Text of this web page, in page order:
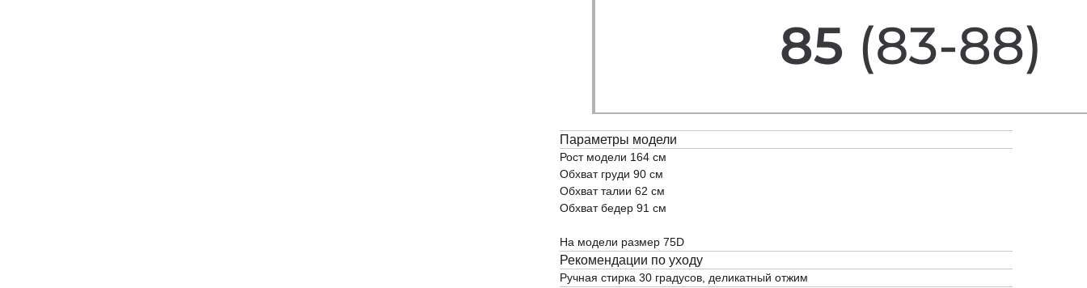
Параметры модели
Рост модели 164 см
Обхват груди 90 см
Обхват талии 62 см
Обхват бедер 91 см
На модели размер 75D
Рекомендации по уходу
Ручная стирка 30 градусов, деликатный отжим